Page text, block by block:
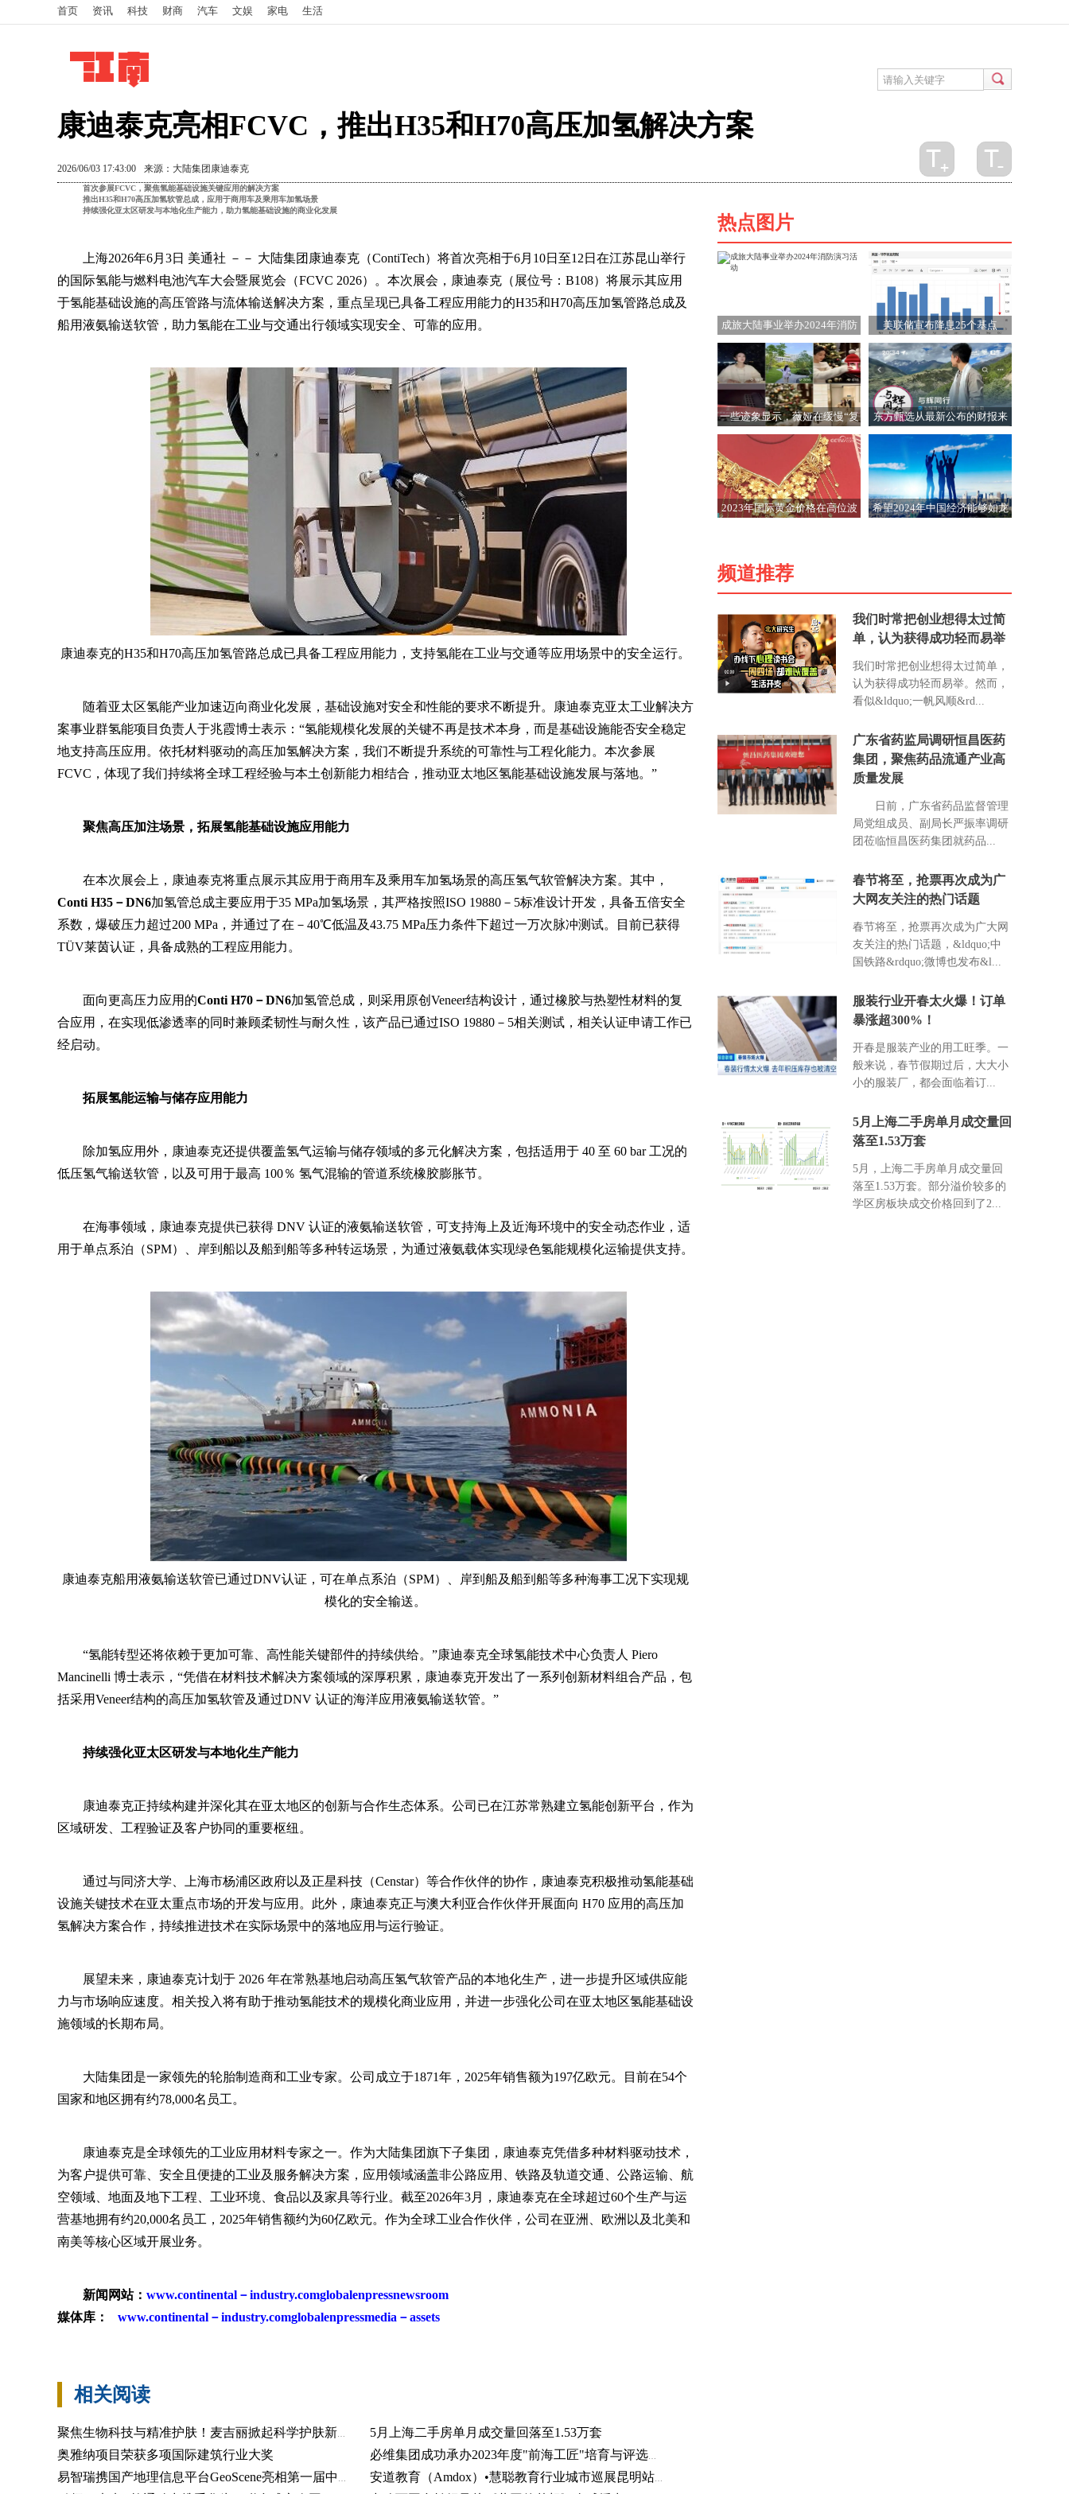
首页 资讯 科技 财商 汽车 文娱 家电 生活
康迪泰克亮相FCVC，推出H35和H70高压加氢解决方案
2026/06/03 17:43:00 来源：大陆集团康迪泰克
首次参展FCVC ，聚焦氢能基础设施关键应用的解决方案
推出H35和H70高压加氢软管总成，应用于商用车及乘用车加氢场景
持续强化亚太区研发与本地化生产能力，助力氢能基础设施的商业化发展
上海2026年6月3日 美通社 －－ 大陆集团康迪泰克（ContiTech）将首次亮相于6月10日至12日在江苏昆山举行
的国际氢能与燃料电池汽车大会暨展览会（FCVC 2026）。本次展会，康迪泰克（展位号：B108）将展示其应用
于氢能基础设施的高压管路与流体输送解决方案，重点呈现已具备工程应用能力的H35和H70高压加氢管路总成及
船用液氨输送软管，助力氢能在工业与交通出行领域实现安全、可靠的应用。
康迪泰克的H35和H70高压加氢管路总成已具备工程应用能力，支持氢能在工业与交通等应用场景中的安全运行。
随着亚太区氢能产业加速迈向商业化发展，基础设施对安全和性能的要求不断提升。康迪泰克亚太工业解决方
案事业群氢能项目负责人于兆霞博士表示：“氢能规模化发展的关键不再是技术本身，而是基础设施能否安全稳定
地支持高压应用。依托材料驱动的高压加氢解决方案，我们不断提升系统的可靠性与工程化能力。本次参展
FCVC，体现了我们持续将全球工程经验与本土创新能力相结合，推动亚太地区氢能基础设施发展与落地。”
聚焦高压加注场景，拓展氢能基础设施应用能力
在本次展会上，康迪泰克将重点展示其应用于商用车及乘用车加氢场景的高压氢气软管解决方案。其中，
Conti H35－DN6加氢管总成主要应用于35 MPa加氢场景，其严格按照ISO 19880－5标准设计开发，具备五倍安全
系数，爆破压力超过200 MPa，并通过了在－40℃低温及43.75 MPa压力条件下超过一万次脉冲测试。目前已获得
TÜV莱茵认证，具备成熟的工程应用能力。
面向更高压力应用的Conti H70－DN6加氢管总成，则采用原创Veneer结构设计，通过橡胶与热塑性材料的复
合应用，在实现低渗透率的同时兼顾柔韧性与耐久性，该产品已通过ISO 19880－5相关测试，相关认证申请工作已
经启动。
拓展氢能运输与储存应用能力
除加氢应用外，康迪泰克还提供覆盖氢气运输与储存领域的多元化解决方案，包括适用于 40 至 60 bar 工况的
低压氢气输送软管，以及可用于最高 100％ 氢气混输的管道系统橡胶膨胀节。
在海事领域，康迪泰克提供已获得 DNV 认证的液氨输送软管，可支持海上及近海环境中的安全动态作业，适
用于单点系泊（SPM）、岸到船以及船到船等多种转运场景，为通过液氨载体实现绿色氢能规模化运输提供支持。
康迪泰克船用液氨输送软管已通过DNV认证，可在单点系泊（SPM）、岸到船及船到船等多种海事工况下实现规
模化的安全输送。
“氢能转型还将依赖于更加可靠、高性能关键部件的持续供给。”康迪泰克全球氢能技术中心负责人 Piero
Mancinelli 博士表示，“凭借在材料技术解决方案领域的深厚积累，康迪泰克开发出了一系列创新材料组合产品，包
括采用Veneer结构的高压加氢软管及通过DNV 认证的海洋应用液氨输送软管。”
持续强化亚太区研发与本地化生产能力
康迪泰克正持续构建并深化其在亚太地区的创新与合作生态体系。公司已在江苏常熟建立氢能创新平台，作为
区域研发、工程验证及客户协同的重要枢纽。
通过与同济大学、上海市杨浦区政府以及正星科技（Censtar）等合作伙伴的协作，康迪泰克积极推动氢能基础
设施关键技术在亚太重点市场的开发与应用。此外，康迪泰克正与澳大利亚合作伙伴开展面向 H70 应用的高压加
氢解决方案合作，持续推进技术在实际场景中的落地应用与运行验证。
展望未来，康迪泰克计划于 2026 年在常熟基地启动高压氢气软管产品的本地化生产，进一步提升区域供应能
力与市场响应速度。相关投入将有助于推动氢能技术的规模化商业应用，并进一步强化公司在亚太地区氢能基础设
施领域的长期布局。
大陆集团是一家领先的轮胎制造商和工业专家。公司成立于1871年，2025年销售额为197亿欧元。目前在54个
国家和地区拥有约78,000名员工。
康迪泰克是全球领先的工业应用材料专家之一。作为大陆集团旗下子集团，康迪泰克凭借多种材料驱动技术，
为客户提供可靠、安全且便捷的工业及服务解决方案，应用领域涵盖非公路应用、铁路及轨道交通、公路运输、航
空领域、地面及地下工程、工业环境、食品以及家具等行业。截至2026年3月，康迪泰克在全球超过60个生产与运
营基地拥有约20,000名员工，2025年销售额约为60亿欧元。作为全球工业合作伙伴，公司在亚洲、欧洲以及北美和
南美等核心区域开展业务。
新闻网站： www.continental－industry.comglobalenpressnewsroom
媒体库：
www.continental－industry.comglobalenpressmedia－assets
相关阅读
5月上海二手房单月成交量回落至1.53万套
奥雅纳项目荣获多项国际建筑行业大奖
热点图片
成旅大陆事业举办2024年消防
演习活动
美联储宣布降息25个基点
一些迹象显示，薇娅在缓慢“复
出”
东方甄选从最新公布的财报来
看，这位“卖货能手”似乎卖得
动货却赚不到钱？
2023年国际黄金价格在高位波
希望2024年中国经济能够如龙
频道推荐
我们时常把创业想得太过简
单，认为获得成功轻而易举
我们时常把创业想得太过简单，
认为获得成功轻而易举。然而，
看似&ldquo;一帆风顺&rd...
广东省药监局调研恒昌医药
集团，聚焦药品流通产业高
质量发展
日前，广东省药品监督管理
局党组成员、副局长严振率调研
团莅临恒昌医药集团就药品...
春节将至，抢票再次成为广
大网友关注的热门话题
春节将至，抢票再次成为广大网
友关注的热门话题，&ldquo;中
国铁路&rdquo;微博也发布&l...
服装行业开春太火爆！订单
暴涨超300%！
开春是服装产业的用工旺季。一
般来说，春节假期过后，大大小
小的服装厂，都会面临着订...
5月上海二手房单月成交量回
落至1.53万套
5月，上海二手房单月成交量回
落至1.53万套。部分溢价较多的
学区房板块成交价格回到了2...